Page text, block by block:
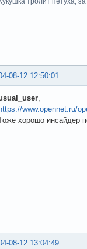
08-12 12:50:01
,
https://www.opennet.ru/
хорошо инсайдер
08-12 13:04:49